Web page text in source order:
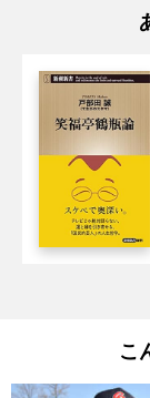
こ